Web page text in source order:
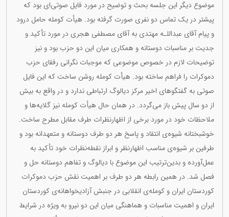
موضوع دیگر این جلسە بحث و توضیح در مورد فایل صوتی‌ای بود کە
پیشتر در یک تماس دو نفری‌ صورت گرفتە بود. هیأت کوملە حامل درود
و پیام آقای عبداللـە مهتدی بە آقای مصطفی هجری در مورد تأکید و
جدیت بر مناسبات دوستانە و همکاری میان این دو حزب بود و نیز
توضیحات لازم در خصوص موضوعی کە موجبات نگرانی رفقای حزب
دموکرات را فراهم ساختە بود. هیأت کوملە روشن ساخت کە این فایل
صوتی بە گفتگوهای اخیر مرکز دیالوگ ارتباطی ندارد و در واقع بە بیش
از دو سال پیش باز می‌گردد. در همان حال هیأت کوملە نیز گلایەها و
ملاحظات خود در مورد برخی از اظهارنظرات طرف مقابل مطرح ساخت.
خوشبختانە شیوەی انتقاد و پاسخ هر دو طرف دوستانە و متعهدانە بود و
طرفین بر شیوەی مناسب اظهارنظر و ابراز نقطەنظرات خود تأکید بە
عمل‌آوردە و بدین‌ترتیب این موضوع با دیالوگ و تفاهم دوستانە حل‌ و
فصل شد. در همین رابطە هر دو طرف بر اهمیت نقش حزب دموکرات
کوردستان ایران و کوملەی انقلابی در جنبش آزادیخواهانەی کوردستان
ایران و اهمیت مناسبات و هماهنگی میان این دو نیرو بە ویژە در شرایط